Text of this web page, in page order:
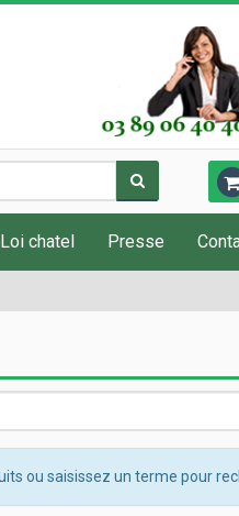
chatel Presse
ou saisissez un terme pour